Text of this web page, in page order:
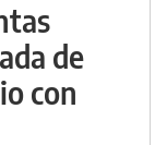
de
con